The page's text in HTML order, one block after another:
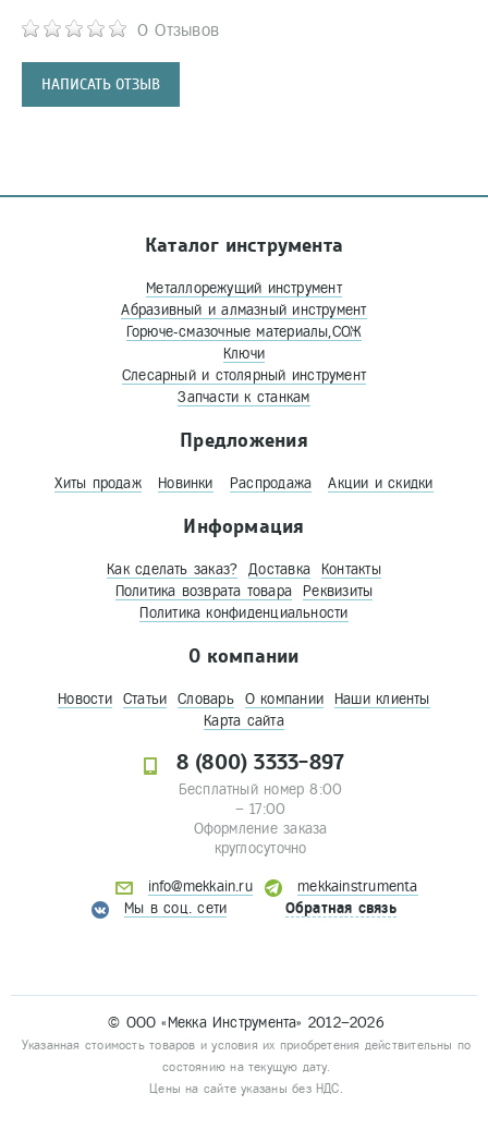
0 Отзывов
НАПИСАТЬ ОТЗЫВ
Каталог инструмента
Металлорежущий инструмент
Абразивный и алмазный инструмент
Горюче-смазочные материалы,СОЖ
Ключи
Слесарный и столярный инструмент
Запчасти к станкам
Предложения
Хиты продаж Новинки Распродажа Акции и скидки
Информация
Как сделать заказ? Доставка
Контакты
Политика возврата товара
Реквизиты
Политика конфиденциальности
О компании
Новости Статьи Словарь О компании
Наши клиенты
Карта сайта
8 (800) 3333-897
Бесплатный номер 8:00
– 17:00
Оформление заказа
круглосуточно
info@mekkain.ru
mekkainstrumenta
Мы в соц. сети
Обратная связь
© ООО «Мекка Инструмента» 2012–2026
Указанная стоимость товаров и условия их приобретения действительны по
состоянию на текущую дату.
Цены на сайте указаны без НДС.